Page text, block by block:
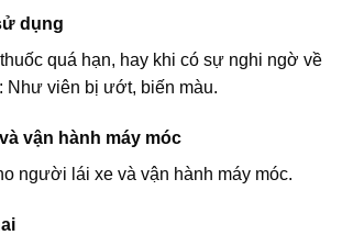
dụng
quá hạn, hay khi có sự nghi ngờ về
Như viên bị ướt, biến màu.
vận hành máy móc
người lái xe và vận hành máy móc.